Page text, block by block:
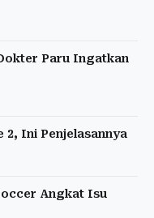
Paru Ingatkan
2, Ini Penjelasannya
Angkat Isu